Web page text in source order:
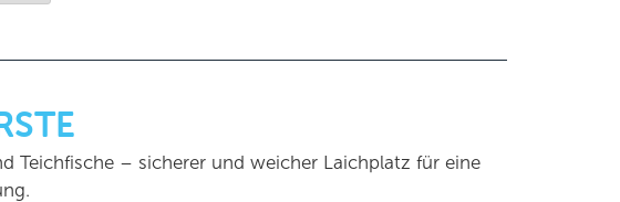
Teichfische – sicherer und weicher Laichplatz für eine